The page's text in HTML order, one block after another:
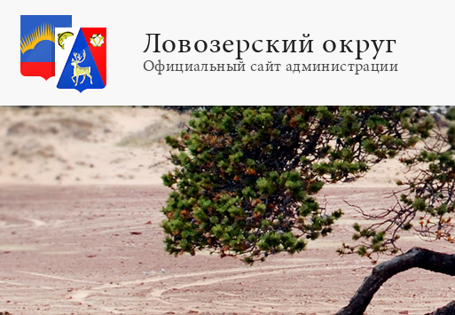
Ловозерский округ
Официальный сайт администрации